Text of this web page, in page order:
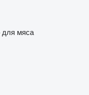
для мяса